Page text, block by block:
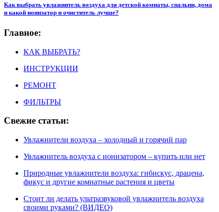
Как выбрать увлажнитель воздуха для детской комнаты, спальни, дома
и какой ионизатор и очиститель лучше?
Главное:
КАК ВЫБРАТЬ?
ИНСТРУКЦИИ
РЕМОНТ
ФИЛЬТРЫ
Свежие статьи:
Увлажнители воздуха – холодный и горячий пар
Увлажнитель воздуха с ионизатором – купить или нет
Природные увлажнители воздуха: гибискус, драцена,
фикус и другие комнатные растения и цветы
Стоит ли делать ультразвуковой увлажнитель воздуха
своими руками? (ВИДЕО)